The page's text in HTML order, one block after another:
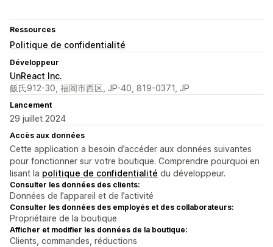
Ressources
Politique de confidentialité
Développeur
UnReact Inc.
飯氏912-30, 福岡市西区, JP-40, 819-0371, JP
Lancement
29 juillet 2024
Accès aux données
Cette application a besoin d’accéder aux données suivantes
pour fonctionner sur votre boutique. Comprendre pourquoi en
lisant la politique de confidentialité du développeur.
Consulter les données des clients:
Données de l’appareil et de l’activité
Consulter les données des employés et des collaborateurs:
Propriétaire de la boutique
Afficher et modifier les données de la boutique:
Clients, commandes, réductions